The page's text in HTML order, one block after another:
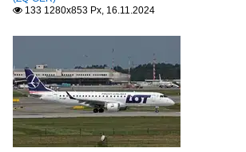
 133 1280x853 Px, 16.11.2024